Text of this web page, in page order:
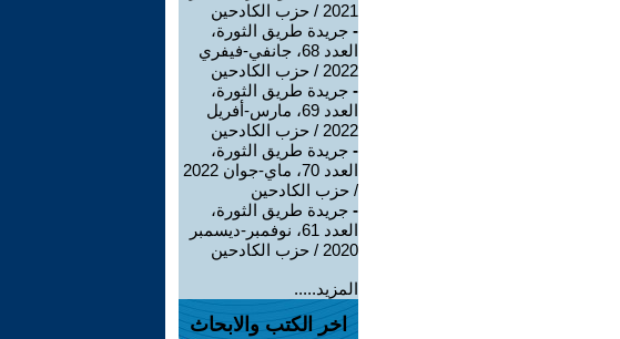
2021 / حزب الكادحين
- جريدة طريق الثورة،
العدد 68، جانفي-فيفري
2022 / حزب الكادحين
- جريدة طريق الثورة،
العدد 69، مارس-أفريل
2022 / حزب الكادحين
- جريدة طريق الثورة،
العدد 70، ماي-جوان 2022
/ حزب الكادحين
- جريدة طريق الثورة،
العدد 61، نوفمبر-ديسمبر
2020 / حزب الكادحين
المزيد.....
اخر الكتب والابحاث